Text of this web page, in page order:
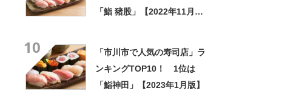
「鮨 猪股」【2022年11月
10
「市川市で人気の寿司店」ラ
ンキングTOP10！ 1位は
「鮨神田」【2023年1月版】